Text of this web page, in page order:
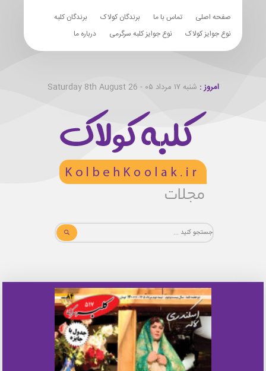
صفحه اصلی تماس با ما برندگان کولاک
برندگان کلبه
نوع جوایز کولاک
نوع جوایز کلبه سرگرمی درباره ما
امروز : شنبه ۱۷ مرداد ۰۵ - Saturday 8th August 26